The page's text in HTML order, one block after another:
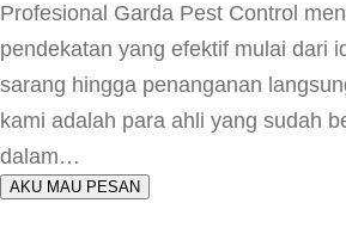
Profesional Garda Pest Control
pendekatan yang efektif mulai dari
sarang hingga penanganan
kami adalah para ahli yang sudah
dalam…
AKU MAU PESAN